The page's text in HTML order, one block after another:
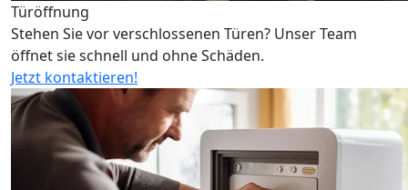
Türöffnung
Stehen Sie vor verschlossenen Türen? Unser Team
öffnet sie schnell und ohne Schäden.
Jetzt kontaktieren!